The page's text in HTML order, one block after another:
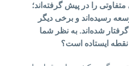
را در پیش گرفته‌اند؛
رسیده‌اند و برخی دیگر
شده‌اند. به نظر شما
نقطه ایستاده است؟